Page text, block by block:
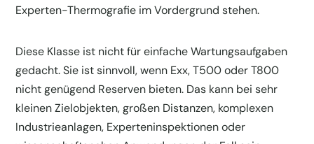
Experten-Thermografie im Vordergrund stehen.
Diese Klasse ist nicht für einfache Wartungsaufgaben
gedacht. Sie ist sinnvoll, wenn Exx, T500 oder T800
nicht genügend Reserven bieten. Das kann bei sehr
kleinen Zielobjekten, großen Distanzen, komplexen
Industrieanlagen, Experteninspektionen oder